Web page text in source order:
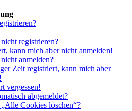
registrieren?
kann mich aber nicht anmelden!
anmelden?
Zeit registriert, kann mich aber
vergessen!
abgemeldet?
Cookies löschen“?